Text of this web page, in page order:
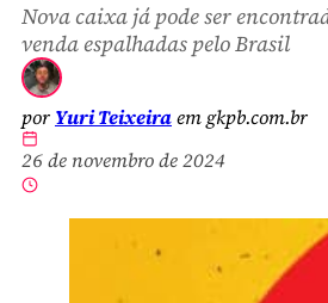
Nova caixa já pode ser
venda espalhadas pelo Brasil
por Yuri Teixeiraem gkpb.com.br
26 de novembro de 2024